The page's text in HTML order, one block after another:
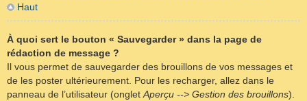
Haut
À quoi sert le bouton « Sauvegarder » dans la page de
rédaction de message ?
Il vous permet de sauvegarder des brouillons de vos messages et
de les poster ultérieurement. Pour les recharger, allez dans le
panneau de l’utilisateur (onglet Aperçu --> Gestion des brouillons).